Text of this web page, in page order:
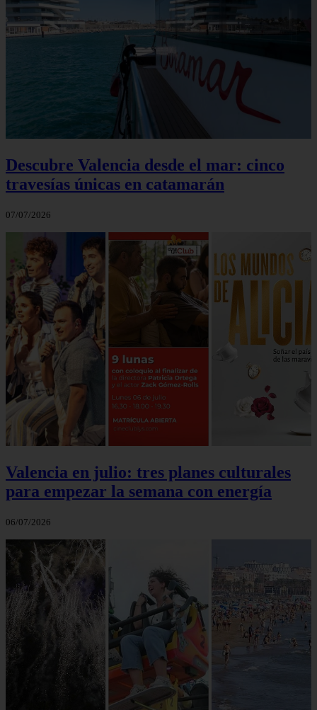
Descubre Valencia desde el mar: cinco
travesías únicas en catamarán
07/07/2026
Valencia en julio: tres planes culturales
para empezar la semana con energía
06/07/2026